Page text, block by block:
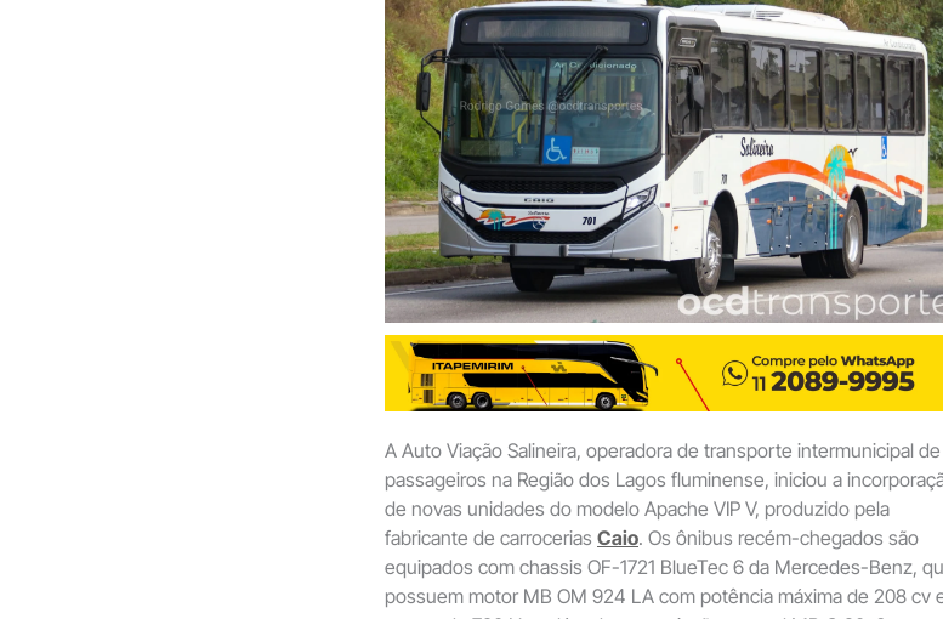
A Auto Viação Salineira, operadora de transporte intermunicipal de
passageiros na Região dos Lagos fluminense, iniciou a
de novas unidades do modelo Apache VIP V, produzido pela
fabricante de carrocerias Caio. Os ônibus recém-chegados são
equipados com chassis OF-1721 BlueTec 6 da Mercedes-Benz,
possuem motor MB OM 924 LA com potência máxima de 208 cv